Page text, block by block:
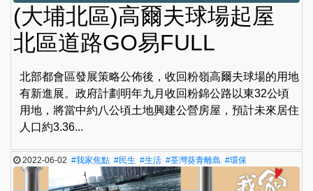
(大埔北區)高爾夫球場起屋
北區道路GO易FULL
北部都會區發展策略公佈後，收回粉嶺高爾夫球場的用地
有新進展。政府計劃明年九月收回粉錦公路以東32公頃
用地，將當中約八公頃土地興建公營房屋，預計未來居住
人口約3.36...
2022-06-02#我家焦點 #民生 #生活 #荃灣葵青離島 #環保